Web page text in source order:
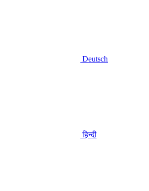
Deutsch
हिन्दी